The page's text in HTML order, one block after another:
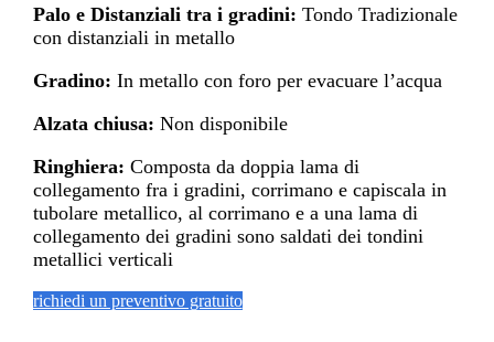
Palo e Distanziali tra i gradini: Tondo Tradizionale
con distanziali in metallo
Gradino: In metallo con foro per evacuare l’acqua
Alzata chiusa: Non disponibile
Ringhiera: Composta da doppia lama di
collegamento fra i gradini, corrimano e capiscala in
tubolare metallico, al corrimano e a una lama di
collegamento dei gradini sono saldati dei tondini
metallici verticali
richiedi un preventivo gratuito